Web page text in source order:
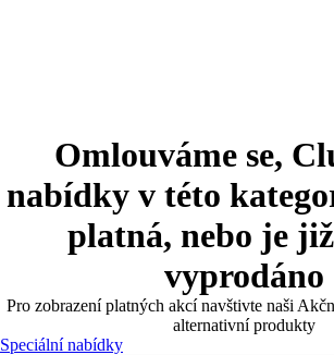
Omlouváme se,
nabídky v této
platná, nebo je
vyprodáno
Pro zobrazení platných akcí navštivte naši
alternativní produkty
Speciální nabídky